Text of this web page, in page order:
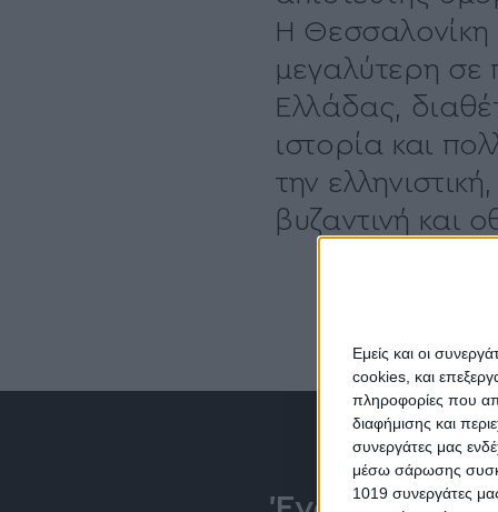
Εμείς και οι
cookies, και
πληροφορίες που
διαφήμισης και
συνεργάτες μας
μέσω σάρωσης
1019 συνεργάτες
Η Θεσσαλονίκη
μεγαλύτερη σε
Ελλάδας,
ιστορία και
την
βυζαντινή και